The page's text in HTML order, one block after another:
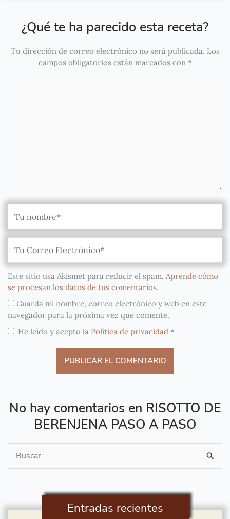
¿Qué te ha parecido esta receta?
Tu dirección de correo electrónico no será publicada. Los
campos obligatorios están marcados con *
Este sitio usa Akismet para reducir el spam. Aprende cómo
se procesan los datos de tus comentarios.
Guarda mi nombre, correo electrónico y web en este
navegador para la próxima vez que comente.
He leído y acepto la Política de privacidad *
No hay comentarios en RISOTTO DE
BERENJENA PASO A PASO
Buscar
por:
Entradas recientes